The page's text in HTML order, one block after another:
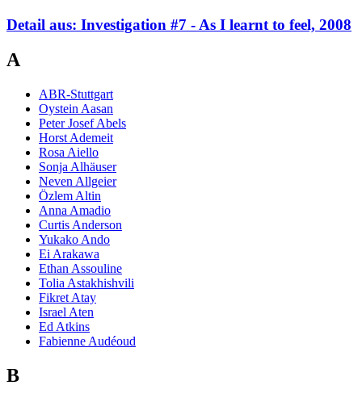
Detail aus: Investigation #7 - As I learnt to feel, 2008
A
ABR-Stuttgart
Oystein Aasan
Peter Josef Abels
Horst Ademeit
Rosa Aiello
Sonja Alhäuser
Neven Allgeier
Özlem Altin
Anna Amadio
Curtis Anderson
Yukako Ando
Ei Arakawa
Ethan Assouline
Tolia Astakhishvili
Fikret Atay
Israel Aten
Ed Atkins
Fabienne Audéoud
B